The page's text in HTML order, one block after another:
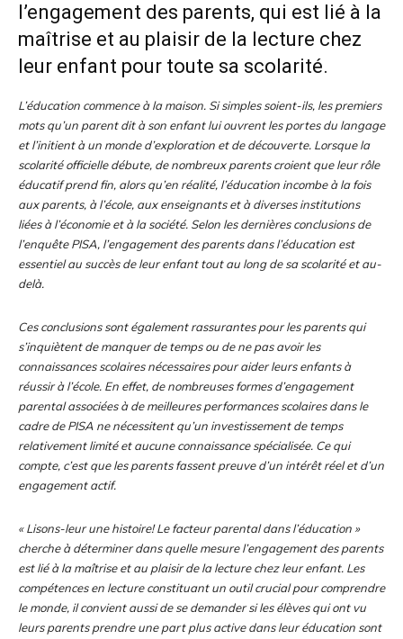
l’engagement des parents, qui est lié à la
maîtrise et au plaisir de la lecture chez
leur enfant pour toute sa scolarité.
L’éducation commence à la maison. Si simples soient-ils, les premiers
mots qu’un parent dit à son enfant lui ouvrent les portes du langage
et l’initient à un monde d’exploration et de découverte. Lorsque la
scolarité officielle débute, de nombreux parents croient que leur rôle
éducatif prend fin, alors qu’en réalité, l’éducation incombe à la fois
aux parents, à l’école, aux enseignants et à diverses institutions
liées à l’économie et à la société. Selon les dernières conclusions de
l’enquête PISA, l’engagement des parents dans l’éducation est
essentiel au succès de leur enfant tout au long de sa scolarité et au-
delà.
Ces conclusions sont également rassurantes pour les parents qui
s’inquiètent de manquer de temps ou de ne pas avoir les
connaissances scolaires nécessaires pour aider leurs enfants à
réussir à l’école. En effet, de nombreuses formes d’engagement
parental associées à de meilleures performances scolaires dans le
cadre de PISA ne nécessitent qu’un investissement de temps
relativement limité et aucune connaissance spécialisée. Ce qui
compte, c’est que les parents fassent preuve d’un intérêt réel et d’un
engagement actif.
« Lisons-leur une histoire! Le facteur parental dans l’éducation »
cherche à déterminer dans quelle mesure l’engagement des parents
est lié à la maîtrise et au plaisir de la lecture chez leur enfant. Les
compétences en lecture constituant un outil crucial pour comprendre
le monde, il convient aussi de se demander si les élèves qui ont vu
leurs parents prendre une part plus active dans leur éducation sont